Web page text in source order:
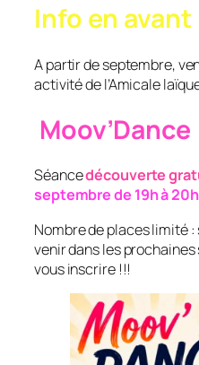
Info en
A partir de septembre,
activité de l’Amicale
Moov’Dance
Séancedécouverte
septembre de 19h à 20h
Nombre de places limité
venir dans les
vous inscrire !!!